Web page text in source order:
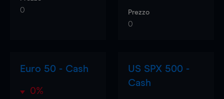
0 Prezzo
0
Euro 50 - Cash
0%
US SPX 500 -
Cash